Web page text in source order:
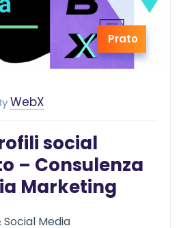
Prato
WebX
social
– Consulenza
Marketing
Media